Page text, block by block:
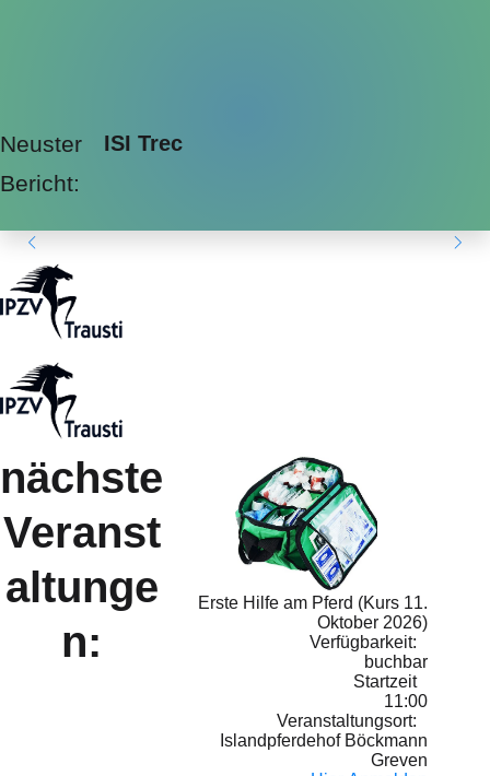
Neuster
Bericht:
ISI Trec
nächste
Veranst
altunge
n:
Erste Hilfe am Pferd (Kurs 11.
Oktober 2026)
Verfügbarkeit:
buchbar
Startzeit
11:00
Veranstaltungsort:
Islandpferdehof Böckmann
Greven